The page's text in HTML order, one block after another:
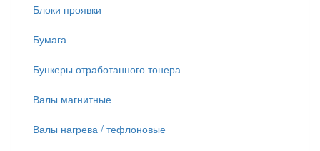
Блоки проявки
Бумага
Бункеры отработанного тонера
Валы магнитные
Валы нагрева / тефлоновые